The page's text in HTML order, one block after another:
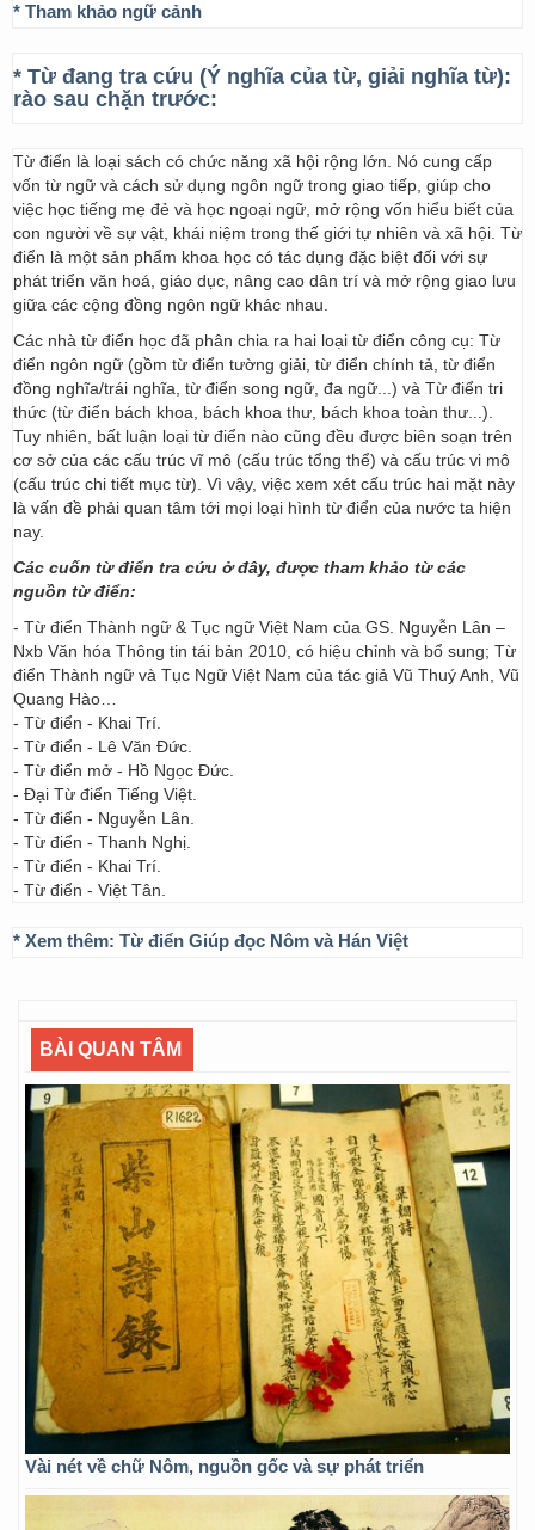
* Tham khảo ngữ cảnh
* Từ đang tra cứu (Ý nghĩa của từ, giải nghĩa từ):
rào sau chặn trước:
Từ điển là loại sách có chức năng xã hội rộng lớn. Nó cung cấp
vốn từ ngữ và cách sử dụng ngôn ngữ trong giao tiếp, giúp cho
việc học tiếng mẹ đẻ và học ngoại ngữ, mở rộng vốn hiểu biết của
con người về sự vật, khái niệm trong thế giới tự nhiên và xã hội. Từ
điển là một sản phẩm khoa học có tác dụng đặc biệt đối với sự
phát triển văn hoá, giáo dục, nâng cao dân trí và mở rộng giao lưu
giữa các cộng đồng ngôn ngữ khác nhau.
Các nhà từ điển học đã phân chia ra hai loại từ điển công cụ: Từ
điển ngôn ngữ (gồm từ điển tường giải, từ điển chính tả, từ điển
đồng nghĩa/trái nghĩa, từ điển song ngữ, đa ngữ...) và Từ điển tri
thức (từ điển bách khoa, bách khoa thư, bách khoa toàn thư...).
Tuy nhiên, bất luận loại từ điển nào cũng đều được biên soạn trên
cơ sở của các cấu trúc vĩ mô (cấu trúc tổng thể) và cấu trúc vi mô
(cấu trúc chi tiết mục từ). Vì vậy, việc xem xét cấu trúc hai mặt này
là vấn đề phải quan tâm tới mọi loại hình từ điển của nước ta hiện
nay.
Các cuốn từ điển tra cứu ở đây, được tham khảo từ các
nguồn từ điển:
- Từ điển Thành ngữ & Tục ngữ Việt Nam của GS. Nguyễn Lân –
Nxb Văn hóa Thông tin tái bản 2010, có hiệu chỉnh và bổ sung; Từ
điển Thành ngữ và Tục Ngữ Việt Nam của tác giả Vũ Thuý Anh, Vũ
Quang Hào…
- Từ điển - Khai Trí.
- Từ điển - Lê Văn Đức.
- Từ điển mở - Hồ Ngọc Đức.
- Đại Từ điển Tiếng Việt.
- Từ điển - Nguyễn Lân.
- Từ điển - Thanh Nghị.
- Từ điển - Khai Trí.
- Từ điển - Việt Tân.
* Xem thêm: Từ điển Giúp đọc Nôm và Hán Việt
BÀI QUAN TÂM
Vài nét về chữ Nôm, nguồn gốc và sự phát triển